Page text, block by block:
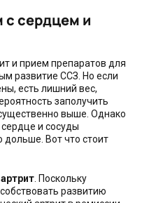
с сердцем и
и прием препаратов для
развитие ССЗ. Но если
есть лишний вес,
заполучить
выше. Однако
и сосуды
Вот что стоит
. Поскольку
развитию